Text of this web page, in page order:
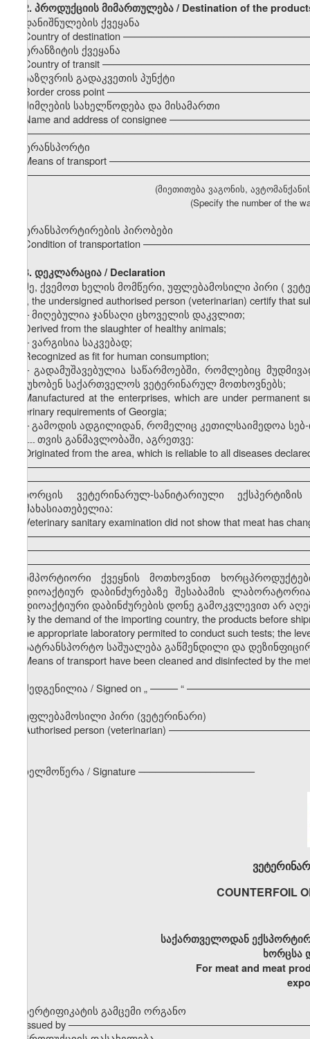
2. პროდუქციის მიმართულება / Destination of the
დანიშნულების ქვეყანა
Country of destination
ტრანზიტის ქვეყანა
Country of transit
საზღვრის გადაკვეთის პუნქტი
Border cross point
მიმღების სახელწოდება და მისამართი
Name and address of consignee
ტრანსპორტი
Means of transport
(მიეთითება ვაგონის,
(Specify the number of the
ტრანსპორტირების პირობები
Condition of transportation
3. დეკლარაცია / Declaration
მე, ქვემოთ ხელის მომწერი, უფლებამოსილი პირი (
I, the undersigned authorised person (veterinarian) certify that
–მიღებულია ჯანსაღი ცხოველის დაკვლით;
Derived from the slaughter of healthy animals;
– ვარგისია საკვებად;
Recognized as fit for human consumption;
–გადამუშავებულია საწარმოებში, რომლებიც
პასუხობენ საქართველოს ვეტერინარულ მოთხოვნებს;
Manufactured at the enterprises, which are under
veterinary requirements of Georgia;
–გამოდის ადგილიდან, რომელიც კეთილსაიმედოა
--------- თვის განმავლობაში, აგრეთვე:
Originated from the area, which is reliable to all diseases
ხორცის ვეტერინარულ-სანიტარიული
დამახასიათებელია:
Veterinary sanitary examination did not show that meat has
იმპორტიორი ქვეყნის მოთხოვნით
რადიოაქტიურ დაბინძურებაზე შესაბამის
რადიოაქტიური დაბინძურების დონე გამოკვლევით არ
By the demand of the importing country, the products before
in the appropriate laboratory permited to conduct such tests; the
სატრანსპორტო საშუალება გაწმენდილი და
Means of transport have been cleaned and disinfected by the
შედგენილია / Signed on„––––– “
უფლებამოსილი პირი (ვეტერინარი)
Authorised person (veterinarian)
ხელმოწერა / Signature –––––––––––––––––––––
COUNTERFOIL
საქართველოდან
ხორცსა
For meat and meat
სერტიფიკატის გამცემი ორგანო
Issued by